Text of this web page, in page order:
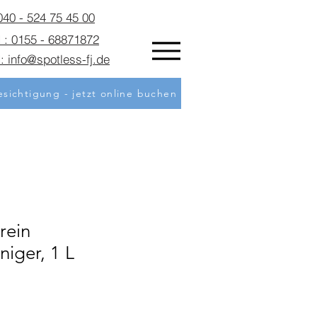
- 524 75 45 00
: 0155 - 68871872
info@spotless-fj.de
- jetzt online buchen
1 L